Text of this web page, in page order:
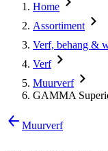
Home
Assortiment
Verf, behang &
Verf
Muurverf
GAMMA
Muurverf